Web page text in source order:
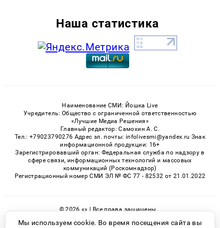
Наша статистика
Наименование СМИ: Йошка Live
Учредитель: Общество с ограниченной ответственностью
«Лучшие Медиа Решения»
Главный редактор: Самохин А. С.
Тел.: +79023790276 Адрес эл. почты: infolivesmi@yandex.ru Знак
информационной продукции: 16+
Зарегистрировавший орган: Федеральная служба по надзору в
сфере связи, информационных технологий и массовых
коммуникаций (Роскомнадзор)
Регистрационный номер СМИ ЭЛ № ФС 77 - 82532 от 21.01.2022
© 2026 «» | Все права защищены
Возрастная категория сайта 16+
Мы используем cookie. Во время посещения сайта вы